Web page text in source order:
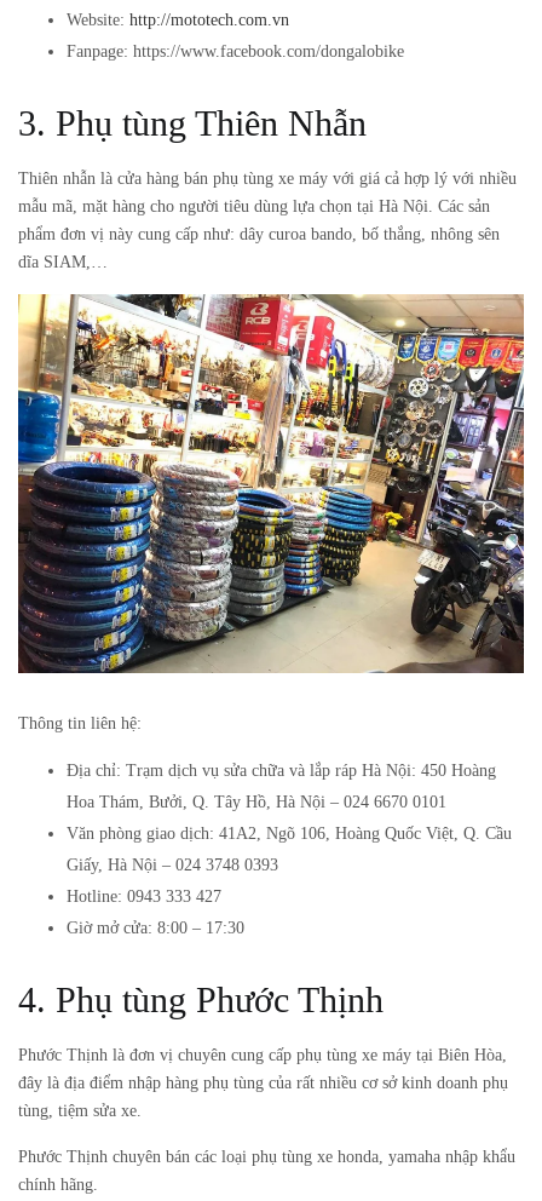
Website: http://mototech.com.vn
Fanpage: https://www.facebook.com/dongalobike
3. Phụ tùng Thiên Nhẫn
Thiên nhẫn là cửa hàng bán phụ tùng xe máy với giá cả hợp lý với nhiều
mẫu mã, mặt hàng cho người tiêu dùng lựa chọn tại Hà Nội. Các sản
phẩm đơn vị này cung cấp như: dây curoa bando, bố thắng, nhông sên
dĩa SIAM,…
Thông tin liên hệ:
Địa chỉ: Trạm dịch vụ sửa chữa và lắp ráp Hà Nội: 450 Hoàng
Hoa Thám, Bưởi, Q. Tây Hồ, Hà Nội – 024 6670 0101
Văn phòng giao dịch: 41A2, Ngõ 106, Hoàng Quốc Việt, Q. Cầu
Giấy, Hà Nội – 024 3748 0393
Hotline: 0943 333 427
Giờ mở cửa: 8:00 – 17:30
4. Phụ tùng Phước Thịnh
Phước Thịnh là đơn vị chuyên cung cấp phụ tùng xe máy tại Biên Hòa,
đây là địa điểm nhập hàng phụ tùng của rất nhiều cơ sở kinh doanh phụ
tùng, tiệm sửa xe.
Phước Thịnh chuyên bán các loại phụ tùng xe honda, yamaha nhập khẩu
chính hãng.